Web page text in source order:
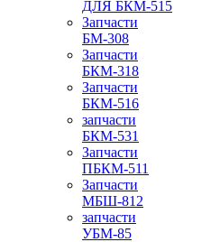
ДЛЯ БКМ-515
Запчасти
БМ-308
Запчасти
БКМ-318
Запчасти
БКМ-516
запчасти
БКМ-531
Запчасти
ПБКМ-511
Запчасти
МБШ-812
запчасти
УБМ-85